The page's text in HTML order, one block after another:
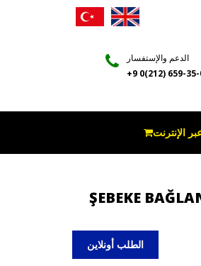
الدعم والإستفسار
+9 0(212) 659-
الإنترنت
ŞEBEKE
الطلب أونلاين